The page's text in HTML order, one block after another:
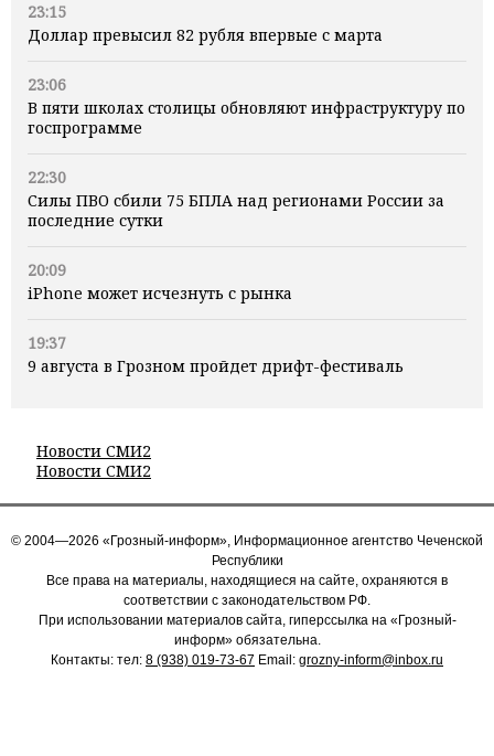
23:15
Доллар превысил 82 рубля впервые с марта
23:06
В пяти школах столицы обновляют инфраструктуру по
госпрограмме
22:30
Силы ПВО сбили 75 БПЛА над регионами России за
последние сутки
20:09
iPhone может исчезнуть с рынка
19:37
9 августа в Грозном пройдет дрифт-фестиваль
Новости СМИ2
Новости СМИ2
© 2004—2026 «Грозный-информ», Информационное агентство Чеченской
Республики
Все права на материалы, находящиеся на сайте, охраняются в
соответствии с законодательством РФ.
При использовании материалов сайта, гиперссылка на «Грозный-
информ» обязательна.
Контакты: тел: 8 (938) 019-73-67 Email: grozny-inform@inbox.ru